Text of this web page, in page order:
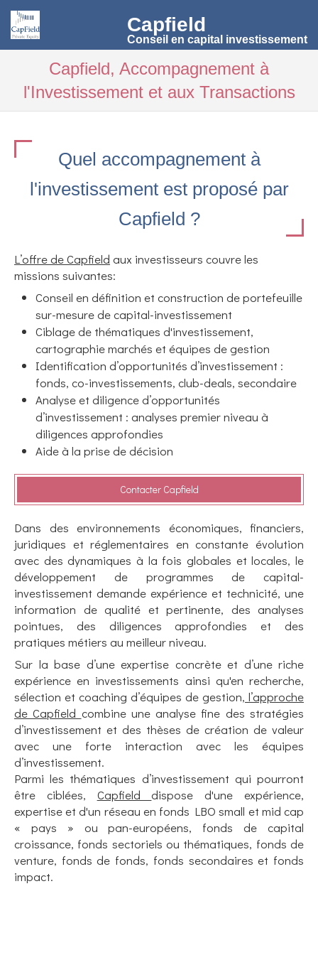
Capfield
Conseil en capital investissement
Capfield, Accompagnement à
l'Investissement et aux Transactions
Quel accompagnement à
l'investissement est proposé par
Capfield ?
L’offre de Capfield aux investisseurs couvre les
missions suivantes:
Conseil en définition et construction de portefeuille
sur-mesure de capital-investissement
Ciblage de thématiques d'investissement,
cartographie marchés et équipes de gestion
Identification d’opportunités d’investissement :
fonds, co-investissements, club-deals, secondaire
Analyse et diligence d’opportunités
d’investissement : analyses premier niveau à
diligences approfondies
Aide à la prise de décision
Contacter Capfield
Dans des environnements économiques, financiers,
juridiques et réglementaires en constante évolution
avec des dynamiques à la fois globales et locales, le
développement de programmes de capital-
investissement demande expérience et technicité, une
information de qualité et pertinente, des analyses
pointues, des diligences approfondies et des
pratiques métiers au meilleur niveau.
Sur la base d’une expertise concrète et d’une riche
expérience en investissements ainsi qu'en recherche,
sélection et coaching d’équipes de gestion, l’approche
de Capfield combine une analyse fine des stratégies
d’investissement et des thèses de création de valeur
avec une forte interaction avec les équipes
d’investissement.
Parmi les thématiques d’investissement qui pourront
être ciblées, Capfield dispose d'une expérience,
expertise et d'un réseau en fonds LBO small et mid cap
« pays » ou pan-européens, fonds de capital
croissance, fonds sectoriels ou thématiques, fonds de
venture, fonds de fonds, fonds secondaires et fonds
impact.